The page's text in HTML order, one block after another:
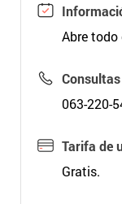
Abre todo
Consultas
063-220-
Tarifa de
Gratis.